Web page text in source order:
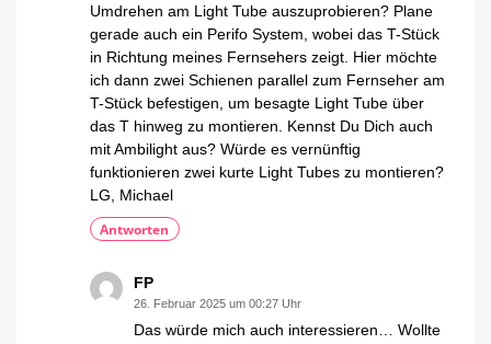
Umdrehen am Light Tube auszuprobieren? Plane
gerade auch ein Perifo System, wobei das T-Stück
in Richtung meines Fernsehers zeigt. Hier möchte
ich dann zwei Schienen parallel zum Fernseher am
T-Stück befestigen, um besagte Light Tube über
das T hinweg zu montieren. Kennst Du Dich auch
mit Ambilight aus? Würde es vernünftig
funktionieren zwei kurte Light Tubes zu montieren?
LG, Michael
Antworten
FP
26. Februar 2025 um 00:27 Uhr
Das würde mich auch interessieren… Wollte